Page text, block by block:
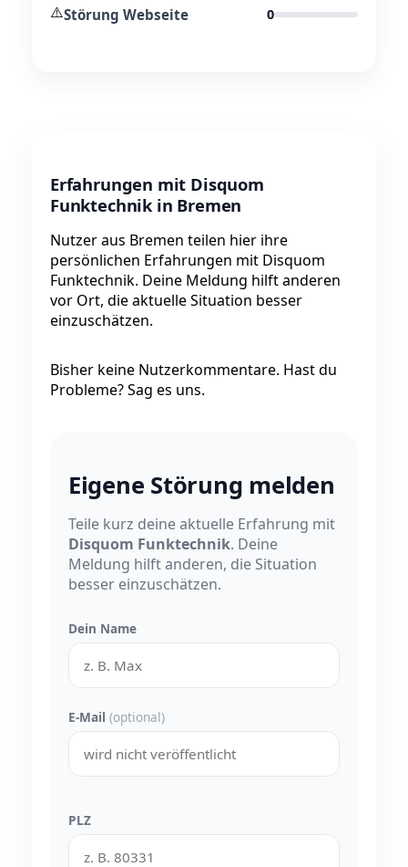
⚠️Störung Webseite 0
Erfahrungen mit Disquom
Funktechnik in Bremen
Nutzer aus Bremen teilen hier ihre
persönlichen Erfahrungen mit Disquom
Funktechnik. Deine Meldung hilft anderen
vor Ort, die aktuelle Situation besser
einzuschätzen.
Bisher keine Nutzerkommentare. Hast du
Probleme? Sag es uns.
Eigene Störung melden
Teile kurz deine aktuelle Erfahrung mit
Disquom Funktechnik. Deine
Meldung hilft anderen, die Situation
besser einzuschätzen.
Dein Name
E-Mail (optional)
PLZ